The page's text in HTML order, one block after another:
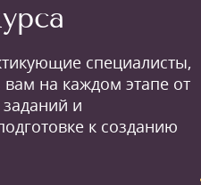
специалисты,
на каждом этапе от
и
к созданию